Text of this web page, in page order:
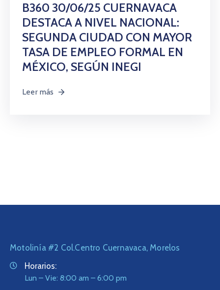
B360 30/06/25 CUERNAVACA
DESTACA A NIVEL NACIONAL:
SEGUNDA CIUDAD CON MAYOR
TASA DE EMPLEO FORMAL EN
MÉXICO, SEGÚN INEGI
Leer más
Motolinía #2 Col.Centro Cuernavaca, Morelos
Horarios:
Lun – Vie: 8:00 am – 6:00 pm